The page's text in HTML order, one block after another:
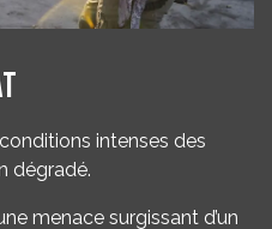
intenses des
dégradé.
menace surgissant d’un